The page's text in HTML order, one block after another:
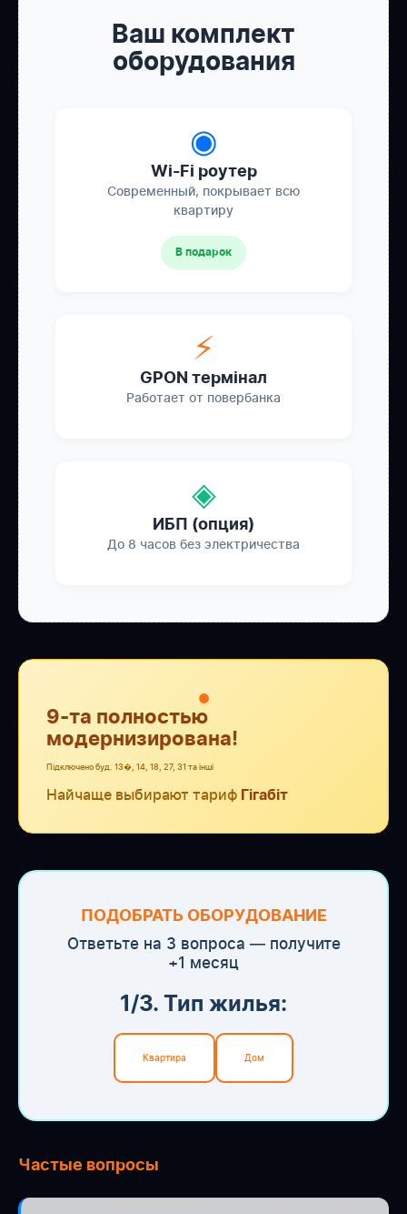
Ваш комплект
оборудования
◉
Wi-Fi роутер
Современный, покрывает всю
квартиру
В подарок
⚡
GPON термінал
Работает от повербанка
◈
ИБП (опция)
До 8 часов без электричества
●
9-та полностью
модернизирована!
Підключено буд. 13�, 14, 18, 27, 31 та інші
Найчаще выбирают тариф Гігабіт
ПОДОБРАТЬ ОБОРУДОВАНИЕ
Ответьте на 3 вопроса — получите
+1 месяц
1/3. Тип жилья:
Квартира Дом
Частые вопросы